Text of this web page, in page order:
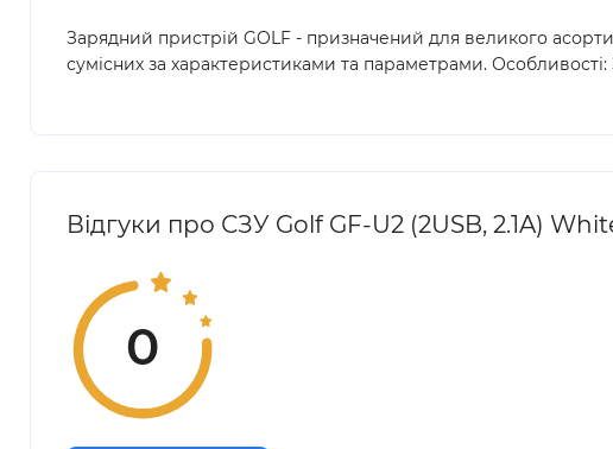
Зарядний пристрій GOLF - призначений для великого
сумісних за характеристиками та параметрами.
Відгуки про СЗУ Golf GF-U2 (2USB, 2.1A)
0